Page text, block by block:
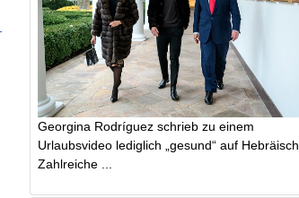
Georgina Rodríguez schrieb zu einem
Urlaubsvideo lediglich „gesund“ auf Hebräisch.
Zahlreiche ...